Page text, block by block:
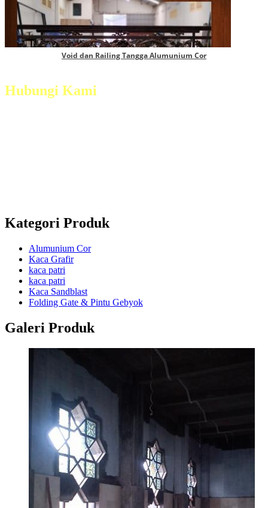
Void dan Railing Tangga Alumunium Cor
Hubungi Kami
Kategori Produk
Alumunium Cor
Kaca Grafir
kaca patri
kaca patri
Kaca Sandblast
Folding Gate & Pintu Gebyok
Galeri Produk